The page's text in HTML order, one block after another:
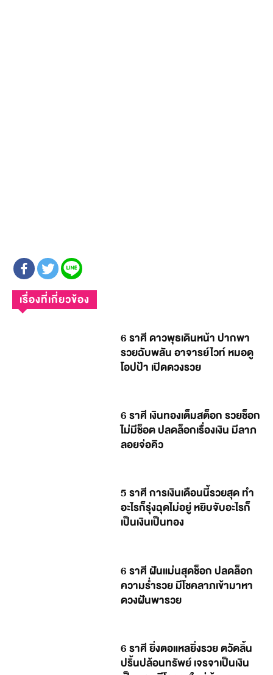
เรื่องที่เกี่ยวข้อง
6 ราศี ดาวพุธเดินหน้า ปากพา
รวยฉับพลัน อาจารย์ไวท์ หมอดู
โอปป้า เปิดดวงรวย
6 ราศี เงินทองเต็มสต็อก รวยช็อก
ไม่มีช็อต ปลดล็อกเรื่องเงิน มีลาภ
ลอยจ่อคิว
5 ราศี การเงินเดือนนี้รวยสุด ทำ
อะไรก็รุ่งฉุดไม่อยู่ หยิบจับอะไรก็
เป็นเงินเป็นทอง
6 ราศี ฝันแม่นสุดช็อก ปลดล็อก
ความร่ำรวย มีโชคลาภเข้ามาหา
ดวงฝันพารวย
6 ราศี ยิ่งตอแหลยิ่งรวย ตวัดลิ้น
ปริ้นปล้อนทรัพย์ เจรจาเป็นเงิน